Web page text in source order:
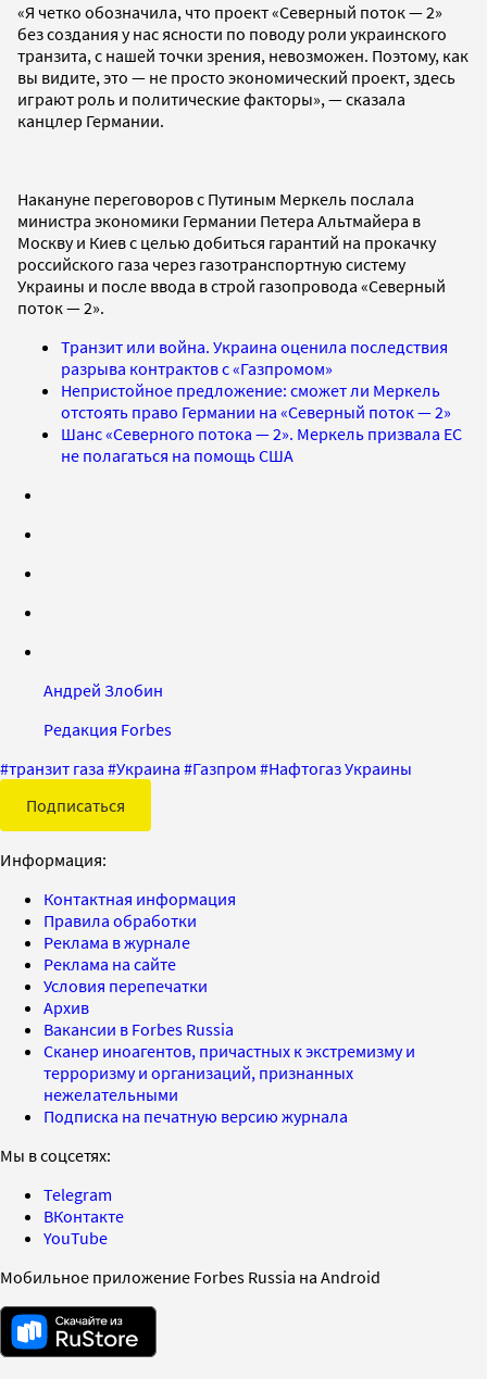
«Я четко обозначила, что проект «Северный поток — 2»
без создания у нас ясности по поводу роли украинского
транзита, с нашей точки зрения, невозможен. Поэтому, как
вы видите, это — не просто экономический проект, здесь
играют роль и политические факторы», — сказала
канцлер Германии.
Накануне переговоров с Путиным Меркель послала
министра экономики Германии Петера Альтмайера в
Москву и Киев с целью добиться гарантий на прокачку
российского газа через газотранспортную систему
Украины и после ввода в строй газопровода «Северный
поток — 2».
Транзит или война. Украина оценила последствия
разрыва контрактов с «Газпромом»
Непристойное предложение: сможет ли Меркель
отстоять право Германии на «Северный поток — 2»
Шанс «Северного потока — 2». Меркель призвала ЕС
не полагаться на помощь США
Андрей Злобин
Редакция Forbes
#транзит газа #Украина #Газпром #Нафтогаз Украины
Подписаться
Информация:
Контактная информация
Правила обработки
Реклама в журнале
Реклама на сайте
Условия перепечатки
Архив
Вакансии в Forbes Russia
Сканер иноагентов, причастных к экстремизму и
терроризму и организаций, признанных
нежелательными
Подписка на печатную версию журнала
Мы в соцсетях:
Telegram
ВКонтакте
YouTube
Мобильное приложение Forbes Russia на Android